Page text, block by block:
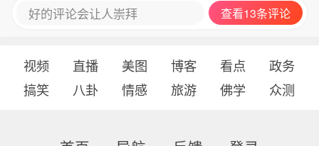
好的评论会让人崇拜 查看13条评论
视频 直播 美图 博客 看点
政务
搞笑
八卦 情感 旅游 佛学 众测